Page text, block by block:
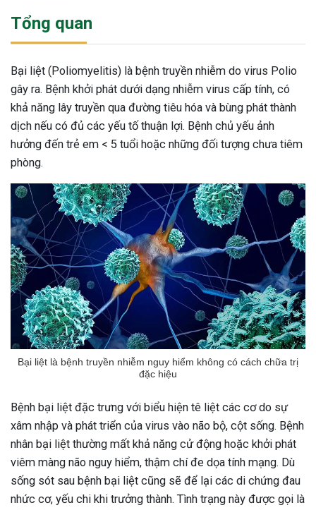
Tổng quan
Bại liệt (Poliomyelitis) là bệnh truyền nhiễm do virus Polio
gây ra. Bệnh khởi phát dưới dạng nhiễm virus cấp tính, có
khả năng lây truyền qua đường tiêu hóa và bùng phát thành
dịch nếu có đủ các yếu tố thuận lợi. Bệnh chủ yếu ảnh
hưởng đến trẻ em < 5 tuổi hoặc những đối tượng chưa tiêm
phòng.
Bại liệt là bệnh truyền nhiễm nguy hiểm không có cách chữa trị
đặc hiệu
Bệnh bại liệt đặc trưng với biểu hiện tê liệt các cơ do sự
xâm nhập và phát triển của virus vào não bộ, cột sống. Bệnh
nhân bại liệt thường mất khả năng cử động hoặc khởi phát
viêm màng não nguy hiểm, thậm chí đe dọa tính mạng. Dù
sống sót sau bệnh bại liệt cũng sẽ để lại các di chứng đau
nhức cơ, yếu chi khi trưởng thành. Tình trạng này được gọi là